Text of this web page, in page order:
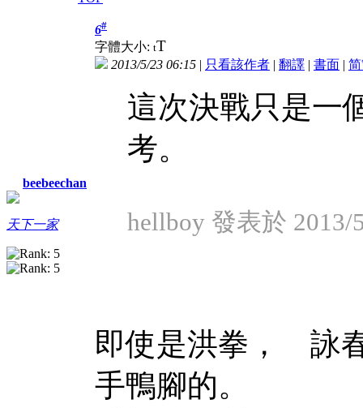
beebeechan
天下一家
6#
字體大小: tT
2013/5/23 06:15 | 只看該作者 | 翻譯 | 書面 | 简
這次決戰只是一
考。
hellboy 發表於 2013/
即使是洪拳， 詠
手鴨腳的。